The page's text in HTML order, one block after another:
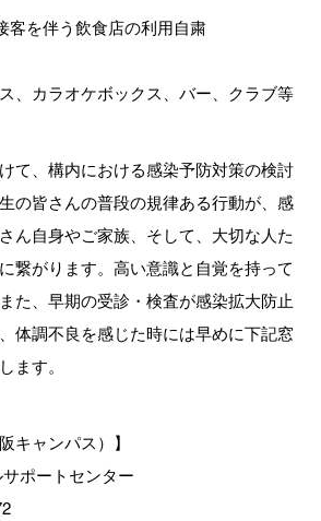
客を伴う飲食店の利用自粛
、カラオケボックス、バー、クラブ等
て、構内における感染予防対策の検討
の皆さんの普段の規律ある行動が、感
ん自身やご家族、そして、大切な人た
繋がります。高い意識と自覚を持って
た、早期の受診・検査が感染拡大防止
体調不良を感じた時には早めに下記窓
ます。
キャンパス）】
ポートセンター